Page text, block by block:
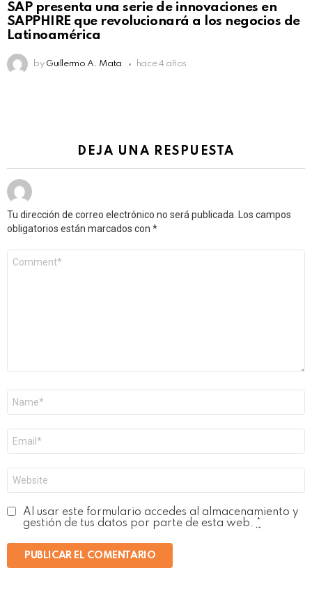
SAP presenta una serie de innovaciones en
SAPPHIRE que revolucionará a los negocios de
Latinoamérica
by Guillermo A. Mata hace 4 años
DEJA UNA RESPUESTA
Tu dirección de correo electrónico no será publicada.
Los campos
obligatorios están marcados con *
electrónico
*
Al usar este formulario accedes al almacenamiento y
gestión de tus datos por parte de esta web.